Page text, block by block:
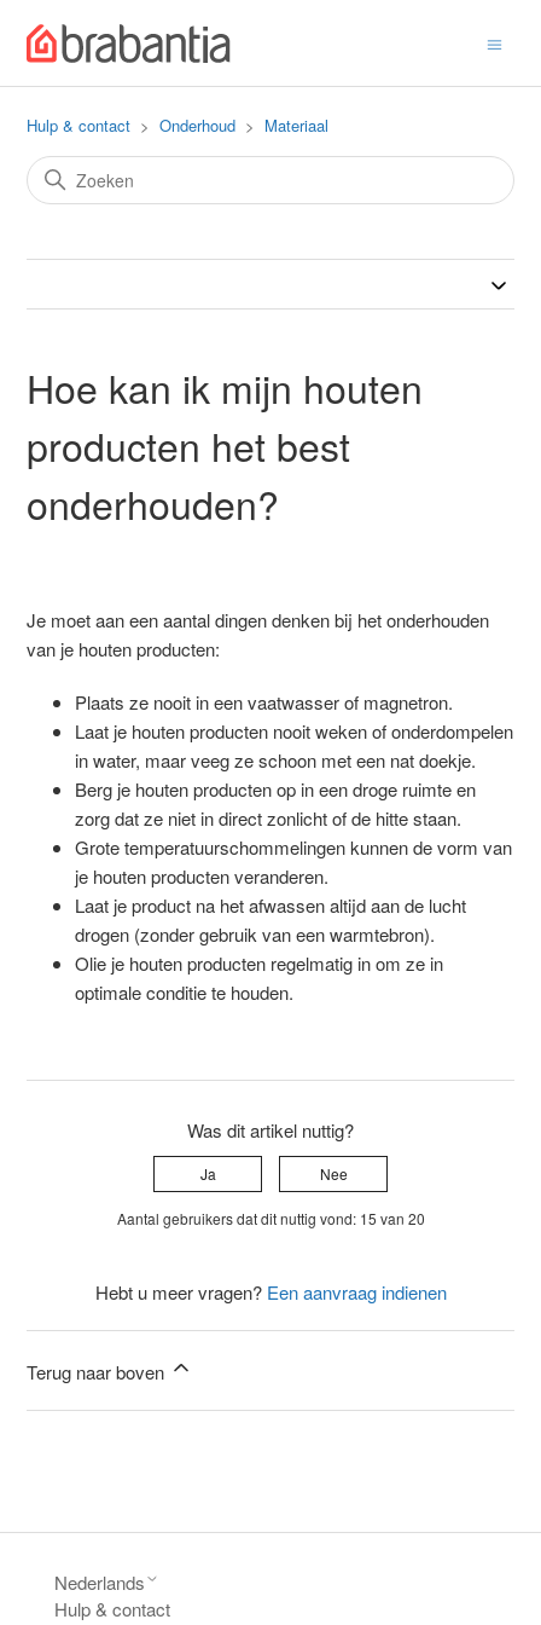
Hulp & contact Onderhoud Materiaal
Hoe kan ik mijn houten
producten het best
onderhouden?
Je moet aan een aantal dingen denken bij het onderhouden
van je houten producten:
Plaats ze nooit in een vaatwasser of magnetron.
Laat je houten producten nooit weken of onderdompelen
in water, maar veeg ze schoon met een nat doekje.
Berg je houten producten op in een droge ruimte en
zorg dat ze niet in direct zonlicht of de hitte staan.
Grote temperatuurschommelingen kunnen de vorm van
je houten producten veranderen.
Laat je product na het afwassen altijd aan de lucht
drogen (zonder gebruik van een warmtebron).
Olie je houten producten regelmatig in om ze in
optimale conditie te houden.
Was dit artikel nuttig?
Ja Nee
Aantal gebruikers dat dit nuttig vond: 15 van 20
Hebt u meer vragen? Een aanvraag indienen
Terug naar boven
Nederlands
Hulp & contact